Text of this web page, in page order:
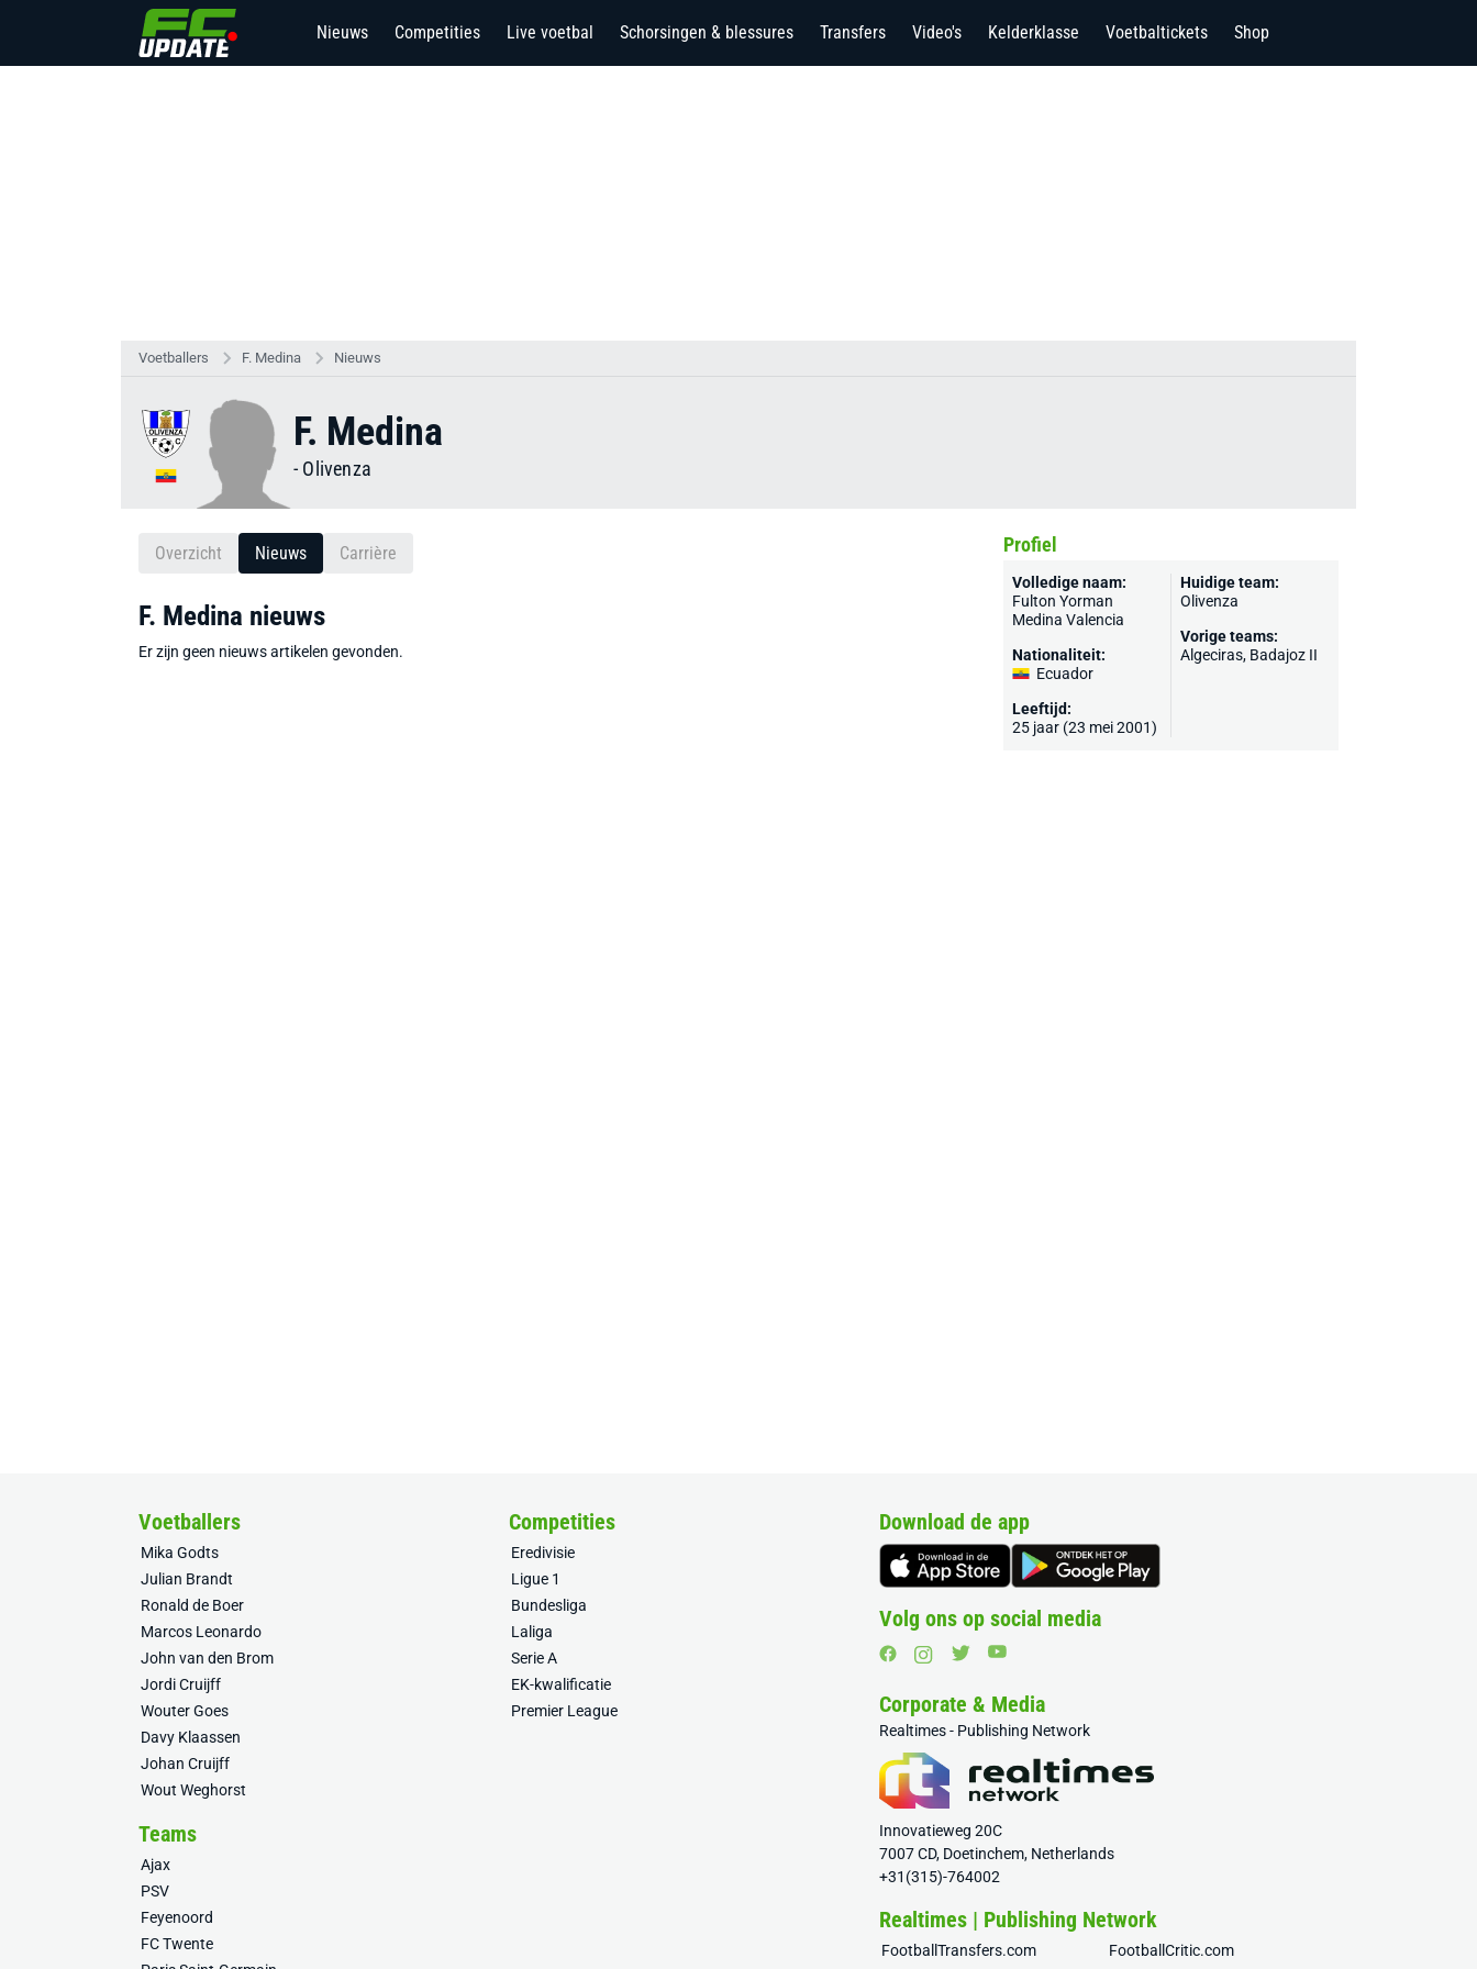
Nieuws Competities Live voetbal Schorsingen & blessures Transfers Video's Kelderklasse Voetbaltickets Shop
Voetballers F. Medina Nieuws
F. Medina
- Olivenza
Overzicht Nieuws Carrière
F. Medina nieuws
Er zijn geen nieuws artikelen gevonden.
Profiel
Volledige naam:
Fulton Yorman
Medina Valencia
Nationaliteit:
Ecuador
Leeftijd:
25 jaar (23 mei 2001)
Huidige team:
Olivenza
Vorige teams:
Algeciras, Badajoz II
Voetballers
Mika Godts
Julian Brandt
Ronald de Boer
Marcos Leonardo
John van den Brom
Jordi Cruijff
Wouter Goes
Davy Klaassen
Johan Cruijff
Wout Weghorst
Competities
Eredivisie
Ligue 1
Bundesliga
Laliga
Serie A
EK-kwalificatie
Premier League
Teams
Ajax
PSV
Feyenoord
FC Twente
Download de app
Volg ons op social media
Corporate & Media
Realtimes - Publishing Network
Innovatieweg 20C
7007 CD, Doetinchem, Netherlands
+31(315)-764002
Realtimes | Publishing Network
FootballTransfers.com
FootballCritic.com